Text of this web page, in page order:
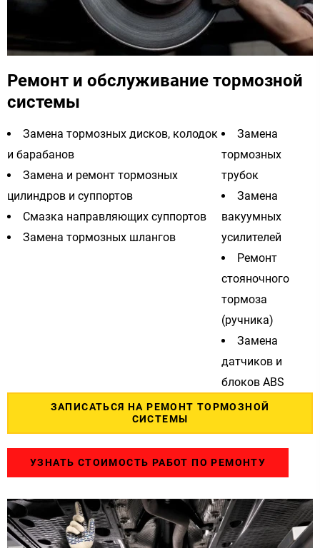
Ремонт и обслуживание тормозной
системы
Замена тормозных дисков, колодок
и барабанов
Замена и ремонт тормозных
цилиндров и суппортов
Смазка направляющих суппортов
Замена тормозных шлангов
Замена
тормозных
трубок
Замена
вакуумных
усилителей
Ремонт
стояночного
тормоза
(ручника)
Замена
датчиков и
блоков ABS
ЗАПИСАТЬСЯ НА РЕМОНТ ТОРМОЗНОЙ
СИСТЕМЫ
УЗНАТЬ СТОИМОСТЬ РАБОТ ПО РЕМОНТУ